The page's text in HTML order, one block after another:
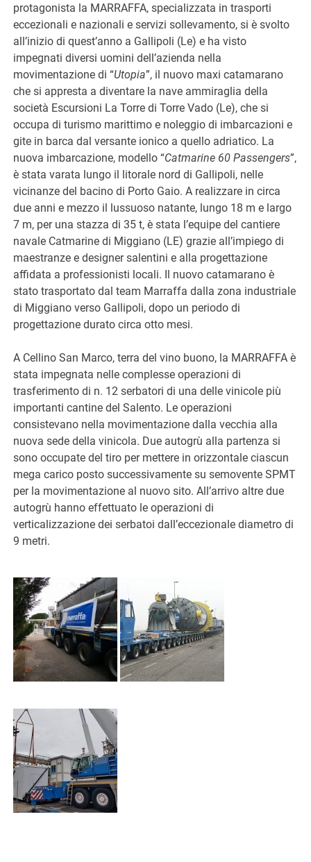
protagonista la MARRAFFA, specializzata in trasporti
eccezionali e nazionali e servizi sollevamento, si è svolto
all’inizio di quest’anno a Gallipoli (Le) e ha visto
impegnati diversi uomini dell’azienda nella
movimentazione di “Utopia”, il nuovo maxi catamarano
che si appresta a diventare la nave ammiraglia della
società Escursioni La Torre di Torre Vado (Le), che si
occupa di turismo marittimo e noleggio di imbarcazioni e
gite in barca dal versante ionico a quello adriatico. La
nuova imbarcazione, modello “Catmarine 60 Passengers”,
è stata varata lungo il litorale nord di Gallipoli, nelle
vicinanze del bacino di Porto Gaio. A realizzare in circa
due anni e mezzo il lussuoso natante, lungo 18 m e largo
7 m, per una stazza di 35 t, è stata l’equipe del cantiere
navale Catmarine di Miggiano (LE) grazie all’impiego di
maestranze e designer salentini e alla progettazione
affidata a professionisti locali. Il nuovo catamarano è
stato trasportato dal team Marraffa dalla zona industriale
di Miggiano verso Gallipoli, dopo un periodo di
progettazione durato circa otto mesi.
A Cellino San Marco, terra del vino buono, la MARRAFFA è
stata impegnata nelle complesse operazioni di
trasferimento di n. 12 serbatori di una delle vinicole più
importanti cantine del Salento. Le operazioni
consistevano nella movimentazione dalla vecchia alla
nuova sede della vinicola. Due autogrù alla partenza si
sono occupate del tiro per mettere in orizzontale ciascun
mega carico posto successivamente su semovente SPMT
per la movimentazione al nuovo sito. All’arrivo altre due
autogrù hanno effettuato le operazioni di
verticalizzazione dei serbatoi dall’eccezionale diametro di
9 metri.